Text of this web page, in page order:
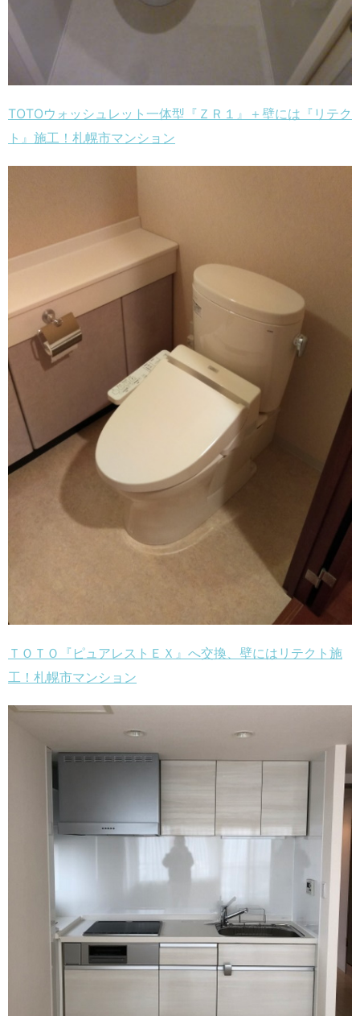
TOTOウォッシュレット一体型『ＺＲ１』＋壁には『リテク
ト』施工！札幌市マンション
ＴＯＴＯ『ピュアレストＥＸ』へ交換、壁にはリテクト施
工！札幌市マンション